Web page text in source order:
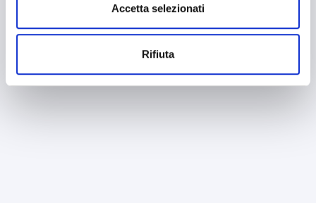
Accetta selezionati
Rifiuta